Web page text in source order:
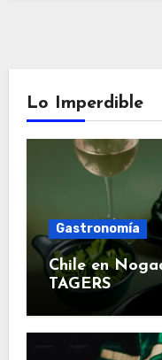
Lo Imperdible
Gastronomía
Chile en
TAGERS